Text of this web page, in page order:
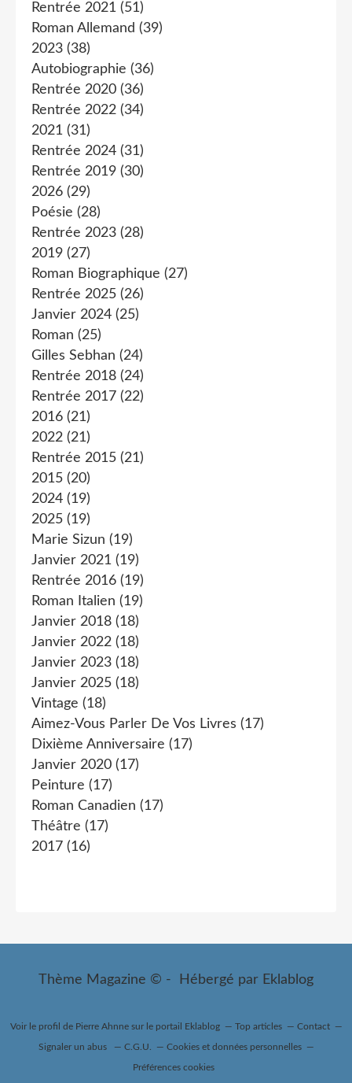
Rentrée 2021 (51)
Roman Allemand (39)
2023 (38)
Autobiographie (36)
Rentrée 2020 (36)
Rentrée 2022 (34)
2021 (31)
Rentrée 2024 (31)
Rentrée 2019 (30)
2026 (29)
Poésie (28)
Rentrée 2023 (28)
2019 (27)
Roman Biographique (27)
Rentrée 2025 (26)
Janvier 2024 (25)
Roman (25)
Gilles Sebhan (24)
Rentrée 2018 (24)
Rentrée 2017 (22)
2016 (21)
2022 (21)
Rentrée 2015 (21)
2015 (20)
2024 (19)
2025 (19)
Marie Sizun (19)
Janvier 2021 (19)
Rentrée 2016 (19)
Roman Italien (19)
Janvier 2018 (18)
Janvier 2022 (18)
Janvier 2023 (18)
Janvier 2025 (18)
Vintage (18)
Aimez-Vous Parler De Vos Livres (17)
Dixième Anniversaire (17)
Janvier 2020 (17)
Peinture (17)
Roman Canadien (17)
Théâtre (17)
2017 (16)
Thème Magazine © - Hébergé par Eklablog
Voir le profil de Pierre Ahnnesur le portail Eklablog Top articles Contact
Signaler un abus C.G.U. Cookies et données personnelles
Préférences cookies